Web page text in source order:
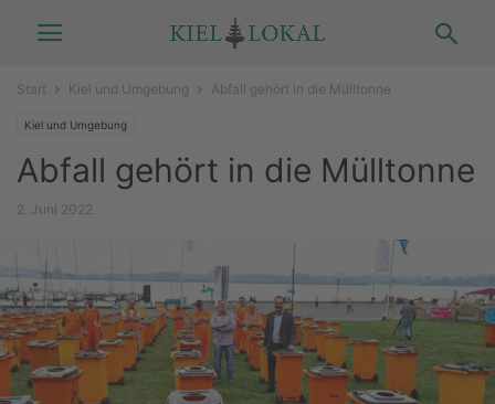
Start Kiel und Umgebung Abfall gehört in die Mülltonne
Kiel und Umgebung
Abfall gehört in die Mülltonne
2. Juni 2022